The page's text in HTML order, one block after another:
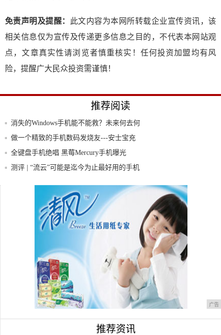
免责声明及提醒：
此文内容为本网所转载企业宣传资讯，该
相关信息仅为宣传及传递更多信息之目的，不代表本网站观
点，文章真实性请浏览者慎重核实！任何投资加盟均有风
险，提醒广大民众投资需谨慎！
推荐阅读
消失的Windows手机能不能救？未来何去何
做一个精致的手机数码发烧友---安士宝充
电消
全键盘手机绝唱 黑莓Mercury手机曝光
测评 | “流云”可能是迄今为止最好用的手机
韩国手机网速跃居世界第一
广告
推荐资讯